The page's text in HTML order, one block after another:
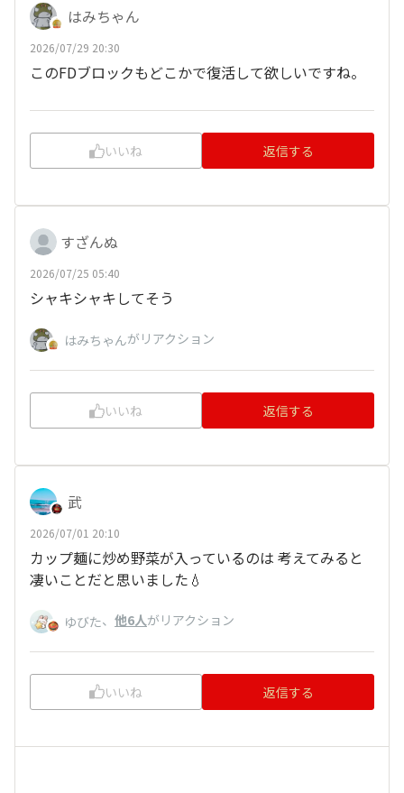
はみちゃん
2026/07/29 20:30
このFDブロックもどこかで復活して欲しいですね。
いいね 返信する
すざんぬ
2026/07/25 05:40
シャキシャキしてそう
はみちゃんがリアクション
いいね 返信する
武
2026/07/01 20:10
カップ麺に炒め野菜が入っているのは 考えてみると
凄いことだと思いました💧
ゆびた、 他6人がリアクション
いいね 返信する